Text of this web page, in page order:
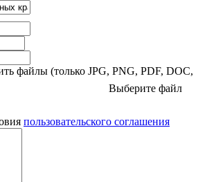
файлы (только JPG, PNG, PDF, DOC,
Выберите файл
пользовательского соглашения